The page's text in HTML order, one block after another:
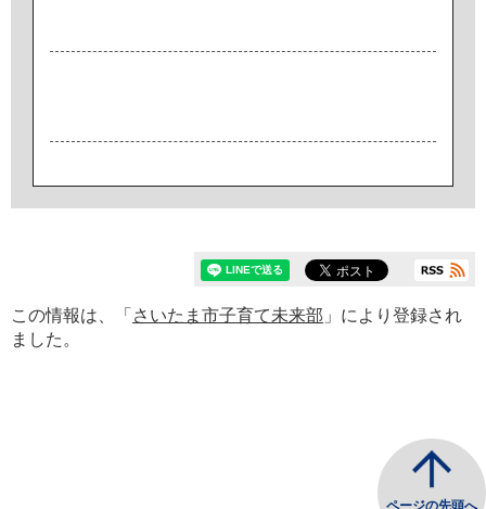
この情報は、「 さいたま市子育て未来部 」により登録され
ました。